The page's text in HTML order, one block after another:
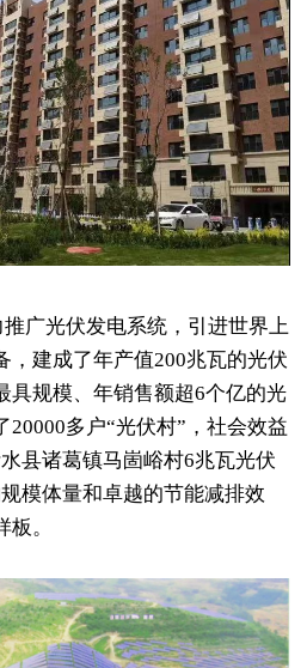
广光伏发电系统，引进世界上
，建成了年产值200兆瓦的光伏
具规模、年销售额超6个亿的光
多户“光伏村”，社会效益
县诸葛镇马崮峪村6兆瓦光伏
模体量和卓越的节能减排效
。